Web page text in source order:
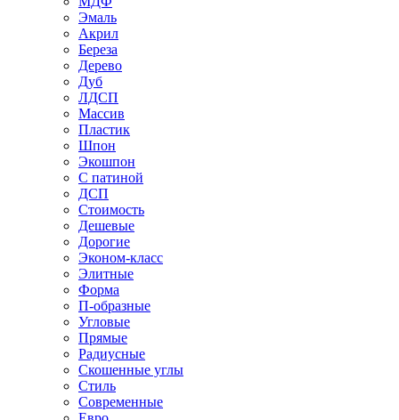
Эмаль
Акрил
Береза
Дерево
Дуб
ЛДСП
Массив
Пластик
Шпон
Экошпон
С патиной
ДСП
Стоимость
Дешевые
Дорогие
Эконом-класс
Элитные
Форма
П-образные
Угловые
Прямые
Радиусные
Скошенные углы
Стиль
Современные